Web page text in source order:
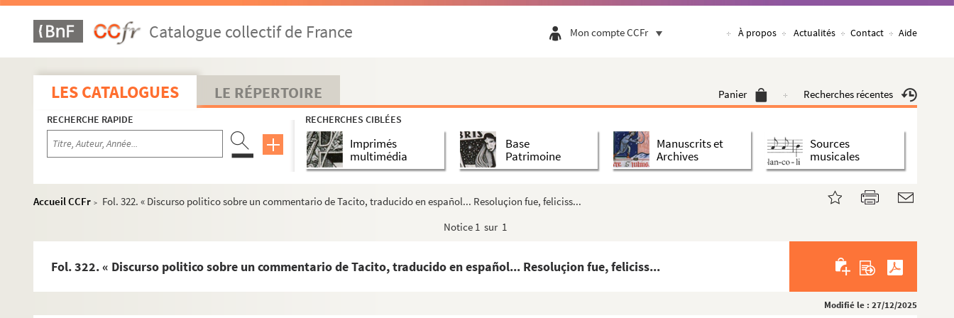
Catalogue collectif de France Mon compte CCFr À propos Actualités Contact Aide
LES CATALOGUES LE RÉPERTOIRE Panier Recherches récentes
RECHERCHE RAPIDE RECHERCHES CIBLÉES
Imprimés
multimédia
Base
Patrimoine
Manuscrits et
Archives
Sources
musicales
Accueil CCFr >
Fol. 322. « Discurso politico sobre un commentario de Tacito, traducido en español... Resoluçion fue, feliciss...
Notice 1 sur 1
Fol. 322. « Discurso politico sobre un commentario de Tacito, traducido en español... Resoluçion fue, feliciss...
Modifié le : 27/12/2025
Fol. 150. « Advis... sur la vente de la bibliothèque de M. le cardinal Mazarin » : protestation de Gabriel Nau...
Fol. 152. « Tasa general y aranzel de... las mercaderias... en virtu ley yd de laprematica real y orden de Su ...
Fol. 163. « Tassa por menor de los intereses... por los cambios de una parte a otra dentro del reyno » (1627)
Fol. 169. « Relacion sacada del officio de correo mayor, de los precios que paya Su Magestad »
Fol. 170. « Apuntamientos... para las ferias de los negocios y cambios el año de 1602... »
Fol. 180. « Memorial de Francisco Martinez de Mata... del remedio de la despoblacion, probeza y esterilidad de...
Fol. 184. Mémoire sur le recouvrement des impôts en Espagne
Fol. 225. « Expédient pour réduire les flottes de la Nouvelle-Espagne à leur ancien estat », par Antonio Navar...